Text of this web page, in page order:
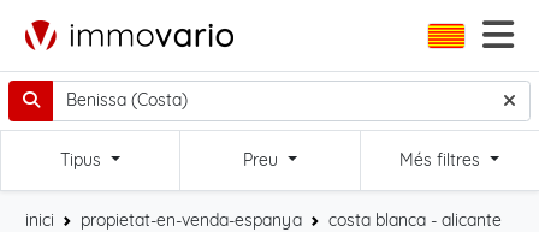
Tipus Preu Més filtres
inici propietat-en-venda-espanya
costa blanca - alicante